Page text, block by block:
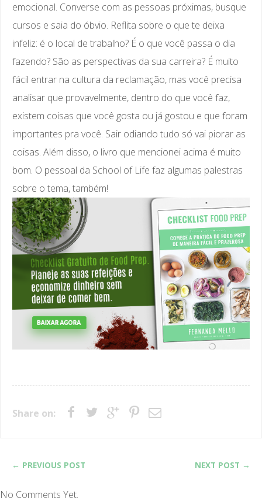
emocional. Converse com as pessoas próximas, busque
cursos e saia do óbvio. Reflita sobre o que te deixa
infeliz: é o local de trabalho? É o que você passa o dia
fazendo? São as perspectivas da sua carreira? É muito
fácil entrar na cultura da reclamação, mas você precisa
analisar que provavelmente, dentro do que você faz,
existem coisas que você gosta ou já gostou e que foram
importantes pra você. Sair odiando tudo só vai piorar as
coisas. Além disso, o livro que mencionei acima é muito
bom. O pessoal da School of Life faz algumas palestras
sobre o tema, também!
Share on:
← PREVIOUS POST NEXT POST →
No Comments Yet.